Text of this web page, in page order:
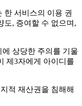
서비스의 이용 권
도, 증여할 수 없으며,
상당한 주의를 기울
제3자에게 아이디를
적 재산권을 침해해